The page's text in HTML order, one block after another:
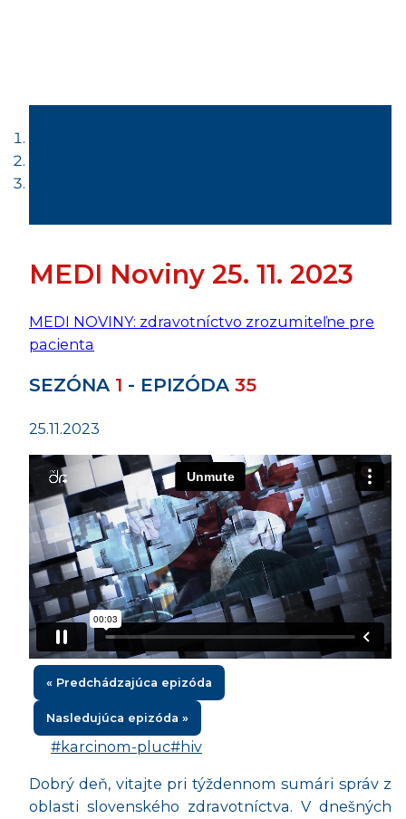
MEDI Noviny 25. 11. 2023
MEDI NOVINY: zdravotníctvo zrozumiteľne pre
pacienta
SEZÓNA 1 - EPIZÓDA 35
25.11.2023
« Predchádzajúca epizóda
Nasledujúca epizóda »
#karcinom-pluc#hiv
Dobrý deň, vitajte pri týždennom sumári správ z
oblasti slovenského zdravotníctva. V dnešných